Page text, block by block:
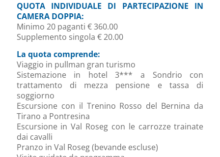
QUOTA INDIVIDUALE DI PARTECIPAZIONE IN
CAMERA DOPPIA:
Minimo 20 paganti € 360.00
Supplemento singola € 20.00
La quota comprende:
Viaggio in pullman gran turismo
Sistemazione in hotel 3*** a Sondrio con
trattamento di mezza pensione e tassa di
soggiorno
Escursione con il Trenino Rosso del Bernina da
Tirano a Pontresina
Escursione in Val Roseg con le carrozze trainate
dai cavalli
Pranzo in Val Roseg (bevande escluse)